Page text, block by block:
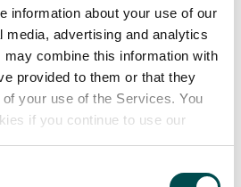
information about your use of our
media, advertising and analytics
combine this information with
provided to them or that they
your use of the Services. You
if you continue to use our